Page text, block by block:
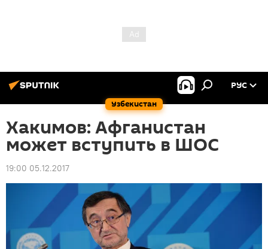
Узбекистан
РУС
Хакимов: Афганистан
может вступить в ШОС
19:00 05.12.2017